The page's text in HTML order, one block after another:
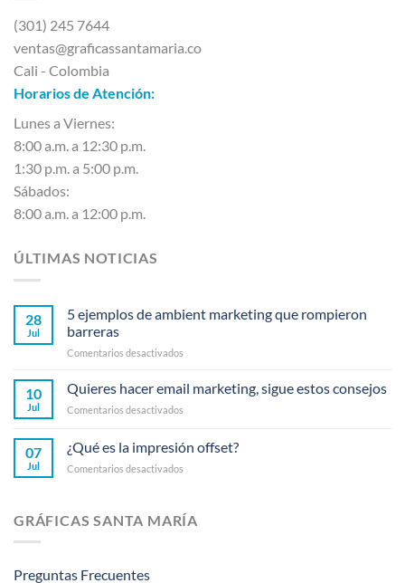
(301) 245 7644
ventas@graficassantamaria.co
Cali - Colombia
Horarios de Atención:
Lunes a Viernes:
8:00 a.m. a 12:30 p.m.
1:30 p.m. a 5:00 p.m.
Sábados:
8:00 a.m. a 12:00 p.m.
ÚLTIMAS NOTICIAS
28
Jul
5 ejemplos de ambient marketing que rompieron
barreras
Comentarios desactivados
ejemplos
de
ambient
que
barreras
10
Jul
Quieres hacer email marketing, sigue estos consejos
Comentarios desactivados
email
marketing,
consejos
07
Jul
¿Qué es la impresión offset?
Comentarios desactivados
la
impresión
GRÁFICAS SANTA MARÍA
Preguntas Frecuentes